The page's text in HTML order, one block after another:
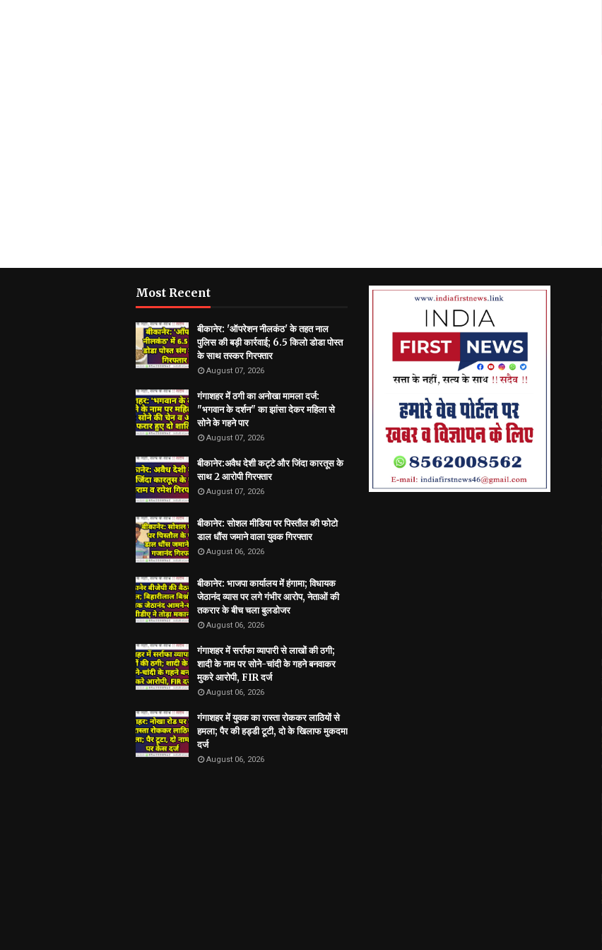
Most Recent
बीकानेर: 'ऑपरेशन नीलकंठ' के तहत नाल
पुलिस की बड़ी कार्रवाई; 6.5 किलो डोडा पोस्त
के साथ तस्कर गिरफ्तार
August 07, 2026
गंगाशहर में ठगी का अनोखा मामला दर्ज:
"भगवान के दर्शन" का झांसा देकर महिला से
सोने के गहने पार
August 07, 2026
बीकानेर:अवैध देशी कट्टे और जिंदा कारतूस के
साथ 2 आरोपी गिरफ्तार
August 07, 2026
बीकानेर: सोशल मीडिया पर पिस्तौल की फोटो
डाल धौंस जमाने वाला युवक गिरफ्तार
August 06, 2026
बीकानेर: भाजपा कार्यालय में हंगामा; विधायक
जेठानंद व्यास पर लगे गंभीर आरोप, नेताओं की
तकरार के बीच चला बुलडोजर
August 06, 2026
गंगाशहर में सर्राफा व्यापारी से लाखों की ठगी;
शादी के नाम पर सोने-चांदी के गहने बनवाकर
मुकरे आरोपी, FIR दर्ज
August 06, 2026
गंगाशहर में युवक का रास्ता रोककर लाठियों से
हमला; पैर की हड्डी टूटी, दो के खिलाफ मुकदमा
दर्ज
August 06, 2026